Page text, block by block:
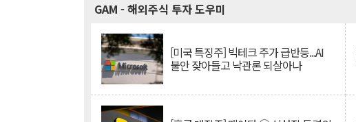
GAM - 해외주식 투자 도우미
[미국 특징주] 빅테크 주가 급반등...AI
불안 잦아들고 낙관론 되살아나